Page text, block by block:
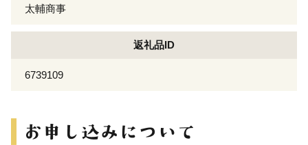
太輔商事
返礼品ID
6739109